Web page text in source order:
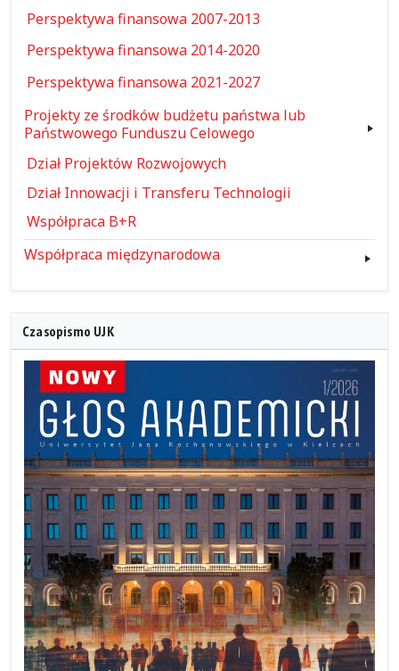
Perspektywa finansowa 2007-2013
Perspektywa finansowa 2014-2020
Perspektywa finansowa 2021-2027
Projekty ze środków budżetu państwa lub
Państwowego Funduszu Celowego
Dział Projektów Rozwojowych
Dział Innowacji i Transferu Technologii
Współpraca B+R
Współpraca międzynarodowa
Czasopismo UJK